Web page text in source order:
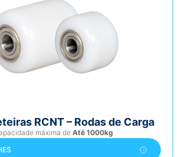
RCNT – Rodas de Carga
máxima de Até 1000kg